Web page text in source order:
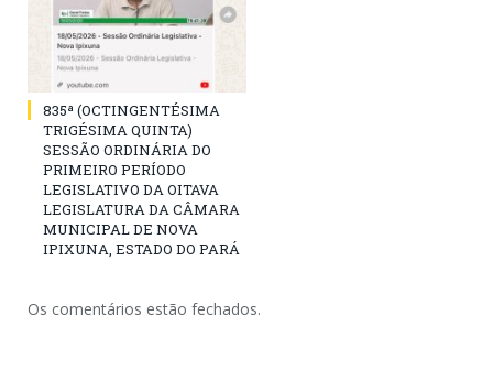
835ª (OCTINGENTÉSIMA
TRIGÉSIMA QUINTA)
SESSÃO ORDINÁRIA DO
PRIMEIRO PERÍODO
LEGISLATIVO DA OITAVA
LEGISLATURA DA CÂMARA
MUNICIPAL DE NOVA
IPIXUNA, ESTADO DO PARÁ
Os comentários estão fechados.